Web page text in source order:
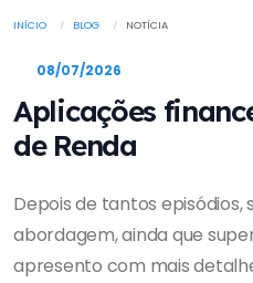
INÍCIO BLOG NOTÍCIA
08/07/2026
Aplicações
de Renda
Depois de tantos episódios,
abordagem, ainda que
apresento com mais